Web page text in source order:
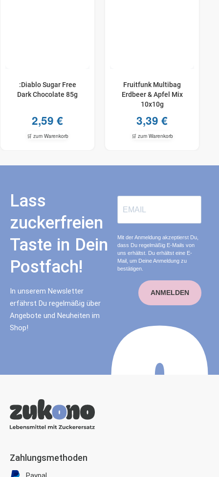
:Diablo Sugar Free
Dark Chocolate 85g
2,59 €
🛒 zum Warenkorb
Fruitfunk Multibag
Erdbeer & Apfel Mix
10x10g
3,39 €
🛒 zum Warenkorb
Lass
zuckerfreien
Taste in Dein
Postfach!
In unserem Newsletter
erfährst Du regelmäßig über
Angebote und Neuheiten im
Shop!
Mit der Anmeldung akzeptierst Du,
dass Du regelmäßig E-Mails von
uns erhältst. Du erhältst eine E-
Mail, um Deine Anmeldung zu
bestätigen.
ANMELDEN
Zahlungsmethoden